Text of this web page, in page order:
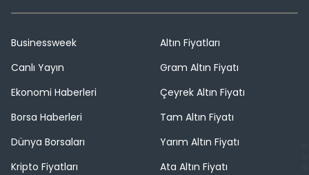
Businessweek
Canlı Yayın
Ekonomi Haberleri
Borsa Haberleri
Dünya Borsaları
Kripto Fiyatları
Altın Fiyatları
Gram Altın Fiyatı
Çeyrek Altın Fiyatı
Tam Altın Fiyatı
Yarım Altın Fiyatı
Ata Altın Fiyatı